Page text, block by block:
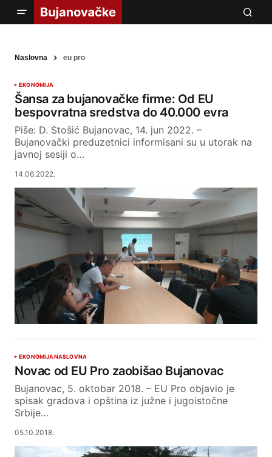
Naslovna eu pro
EKONOMIJA
Šansa za bujanovačke firme: Od EU
bespovratna sredstva do 40.000 evra
Piše: D. Stošić Bujanovac, 14. jun 2022. –
Bujanovački preduzetnici informisani su u utorak na
javnoj sesiji o…
14.06.2022.
EKONOMIJANASLOVNA
Novac od EU Pro zaobišao Bujanovac
Bujanovac, 5. oktobar 2018. – EU Pro objavio je
spisak gradova i opština iz južne i jugoistočne
Srbije…
05.10.2018.